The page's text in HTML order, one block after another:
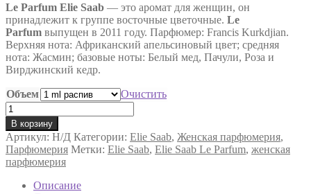
80 ₽
–
6,750 ₽
Le Parfum Elie Saab — это аромат для женщин, он
принадлежит к группе восточные цветочные. Le
Parfum выпущен в 2011 году. Парфюмер: Francis Kurkdjian.
Верхняя нота: Африканский апельсиновый цвет; средняя
нота: Жасмин; базовые ноты: Белый мед, Пачули, Роза и
Вирджинский кедр.
Объем
Очистить
Количество
товара
Парфюмированная
вода
Elie
Saab
В корзину
Артикул: Н/Д Категории: Elie Saab, Женская парфюмерия,
Парфюмерия Метки: Elie Saab, Elie Saab Le Parfum, женская
парфюмерия
Описание